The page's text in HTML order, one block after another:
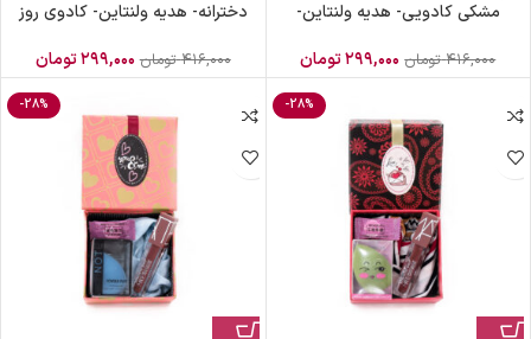
مشکی کادویی- هدیه ولنتاین-
هدیه ویژه
۴۱۶,۰۰۰ تومان ۲۹۹,۰۰۰تومان
دخترانه- هدیه ولنتاین- کادوی روز
دخترونه
۴۱۶,۰۰۰ تومان ۲۹۹,۰۰۰تومان
-28%
-28%